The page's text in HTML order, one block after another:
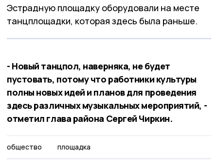
Эстрадную площадку оборудовали на месте
танцплощадки, которая здесь была раньше.
- Новый танцпол, наверняка, не будет
пустовать, потому что работники культуры
полны новых идей и планов для проведения
здесь различных музыкальных мероприятий, -
отметил глава района Сергей Чиркин.
общество площадка